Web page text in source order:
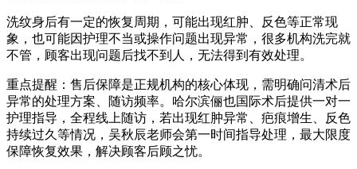
洗纹身后有一定的恢复周期，可能出现红肿、反色等正常现
象，也可能因护理不当或操作问题出现异常，很多机构洗完就
不管，顾客出现问题后找不到人，无法得到有效处理。
重点提醒：售后保障是正规机构的核心体现，需明确问清术后
异常的处理方案、随访频率。哈尔滨俪也国际术后提供一对一
护理指导，全程线上随访，若出现红肿异常、疤痕增生、反色
持续过久等情况，吴秋辰老师会第一时间指导处理，最大限度
保障恢复效果，解决顾客后顾之忧。